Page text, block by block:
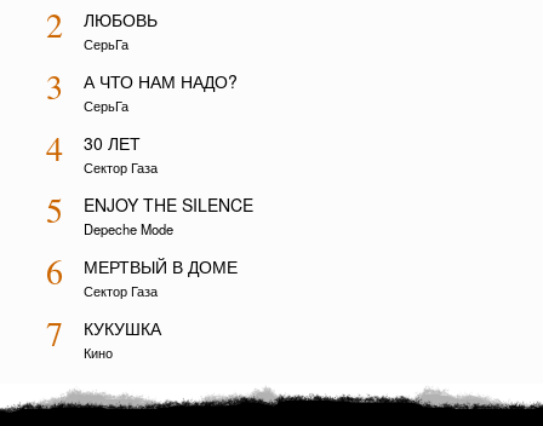
2 ЛЮБОВЬ
СерьГа
3 А ЧТО НАМ НАДО?
СерьГа
4 30 ЛЕТ
Сектор Газа
5 ENJOY THE SILENCE
Depeche Mode
6 МЕРТВЫЙ В ДОМЕ
Сектор Газа
7 КУКУШКА
Кино